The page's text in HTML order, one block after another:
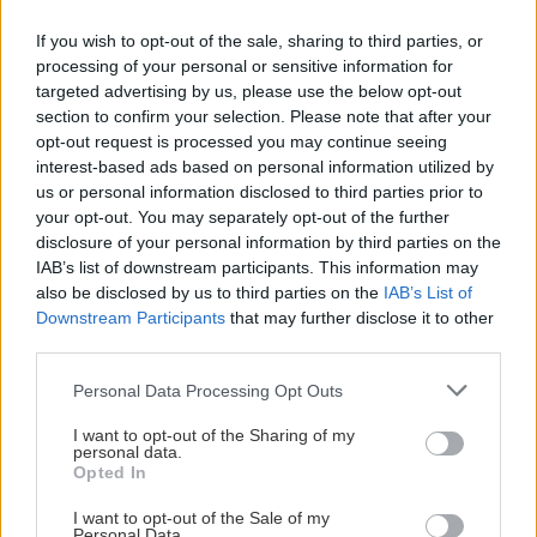
If you wish to opt-out of the sale, sharing to third parties, or
processing of your personal or sensitive information for
targeted advertising by us, please use the below opt-out
section to confirm your selection. Please note that after your
opt-out request is processed you may continue seeing
interest-based ads based on personal information utilized by
us or personal information disclosed to third parties prior to
your opt-out. You may separately opt-out of the further
disclosure of your personal information by third parties on the
IAB’s list of downstream participants. This information may
also be disclosed by us to third parties on the IAB’s List of
Downstream Participants that may further disclose it to other
Please note that this website/app uses one or more Google
not limited to your visit or usage behaviour. You may click to
grant or deny consent to Google and its third-party tags to
use your data for below specified purposes in below Google
consent section.
Personal Data Processing Opt Outs
I want to opt-out of the Sharing of my
personal data.
Opted In
I want to opt-out of the Sale of my
ίσως να ήταν εξαναγκαστική υποταγή. Αυτό που
παρουσιάζεται ως αρετή και σύνεση, ίσως να ήταν
φόβος. Μην ξεχνάμε άλλωστε και τις δώδεκα
ανώνυμες δούλες της Πηνελόπης, εκείνες τις
γυναίκες χωρίς δική τους ραψωδία, που
τιμωρήθηκαν με άγριο θάνατο για να
αποκατασταθεί η τάξη και η «τιμή» του ανδρικού
κόσμου.
Εκεί λοιπόν που ο αργαλειός της Πηνελόπης
υπήρξε εργαλείο επιβίωσης και σιωπηλής
ύφασμα που υφαίνεται σήμερα δεν καλύπτει την
αλήθεια. Κάθε χτύπος της σαΐτας ξηλώνει λίγο
τον παλιό μύθο και ράβει στη θέση του ένα άλλο